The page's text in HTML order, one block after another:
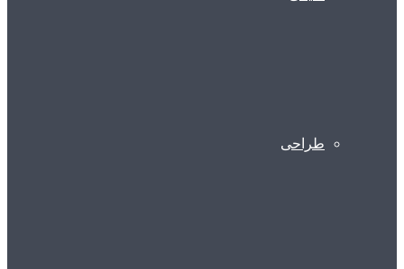
طراحی